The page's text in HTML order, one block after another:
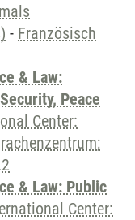
- Französisch
& Law:
Peace
Center:
& Law: Public
Center: